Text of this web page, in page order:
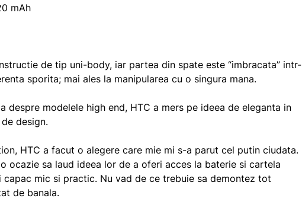
mAh
de tip uni-body, iar partea din spate este “imbracata” intr-
sporita; mai ales la manipularea cu o singura mana.
despre modelele high end, HTC a mers pe ideea de eleganta in
design.
HTC a facut o alegere care mie mi s-a parut cel putin ciudata.
ocazie sa laud ideea lor de a oferi acces la baterie si cartela
capac mic si practic. Nu vad de ce trebuie sa demontez tot
de banala.